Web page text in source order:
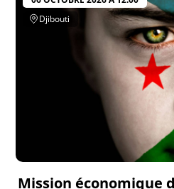
Djibouti
Mission économique